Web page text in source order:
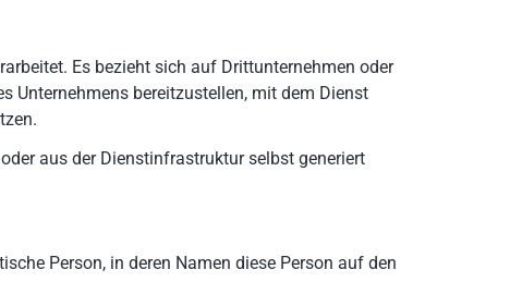
Es bezieht sich auf Drittunternehmen oder
Unternehmens bereitzustellen, mit dem Dienst
aus der Dienstinfrastruktur selbst generiert
Person, in deren Namen diese Person auf den